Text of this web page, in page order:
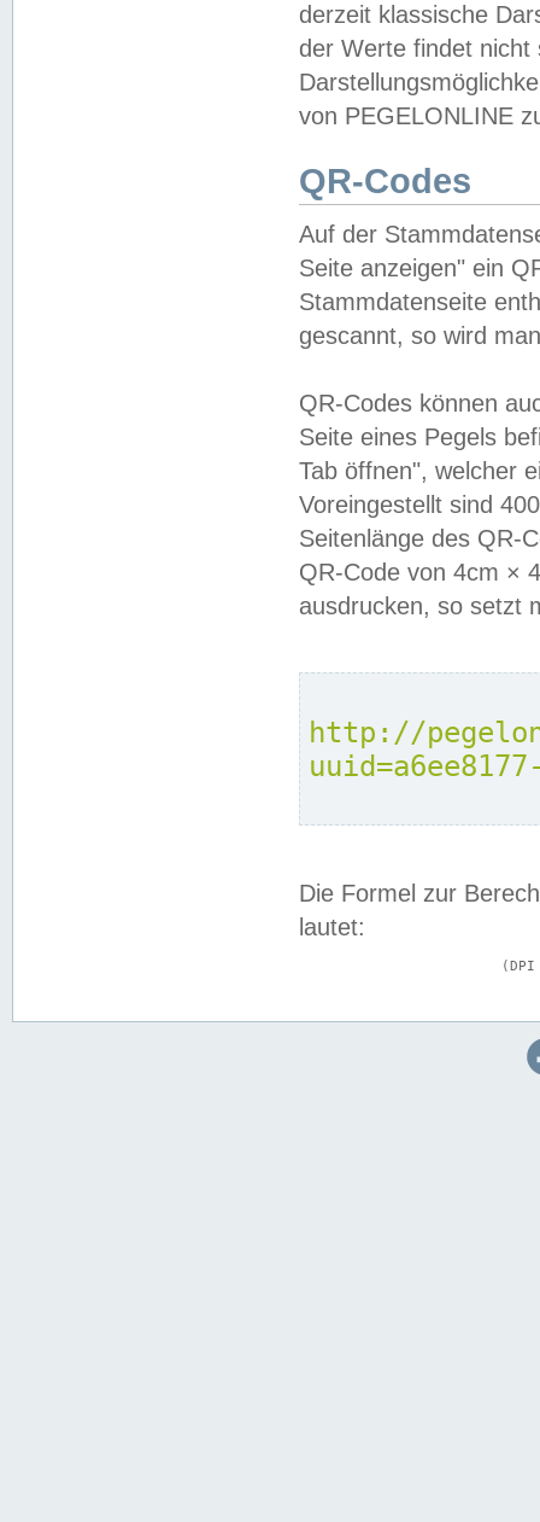
derzeit klassische
der Werte findet
von PEGELONLINE
QR-Codes
Auf der
Seite anzeigen" ein
Stammdatenseite
gescannt, so wird
QR-Codes können
Seite eines Pegels
Tab öffnen", welcher
Voreingestellt sind
Seitenlänge des QR-
QR-Code von 4cm ×
ausdrucken, so setzt
http://
Die Formel zur
lautet: